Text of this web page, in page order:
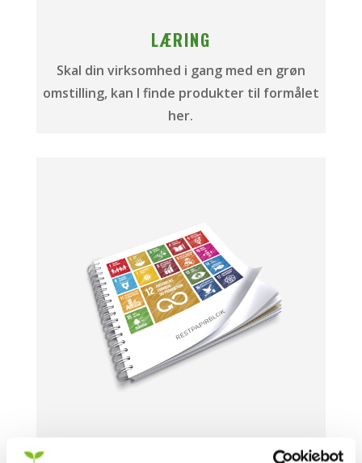
LÆRING
Skal din virksomhed i gang med en grøn
omstilling, kan I finde produkter til formålet
her.